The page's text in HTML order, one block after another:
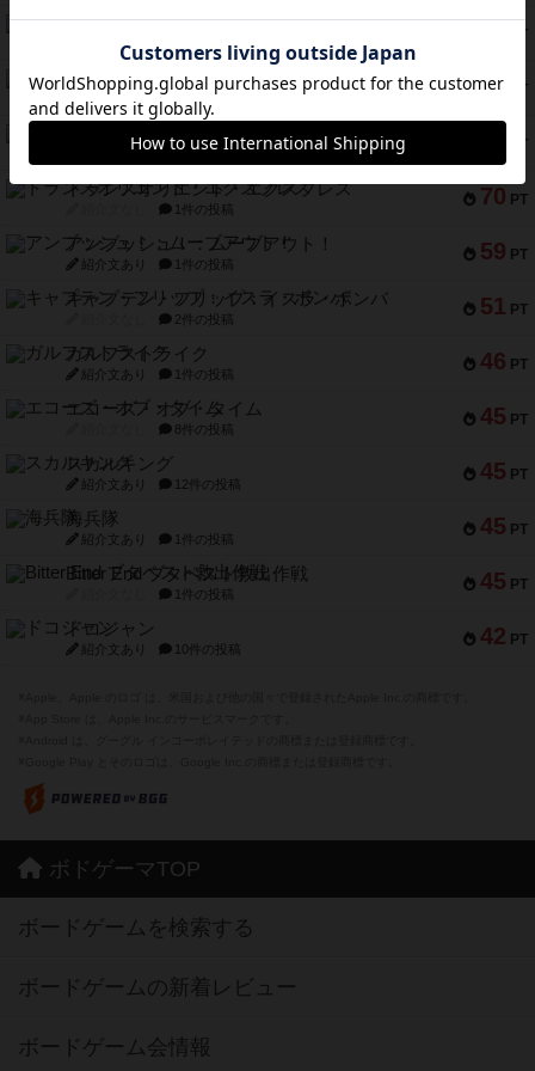
PT
ノームズ・アット・ナイト
紹介文なし 1件の投稿
76 PT
マーリン
紹介文あり 6件の投稿
PT
フラットアイアン
紹介文なし 2件の投稿
70 PT
トランスオリエント・エクスプレス
1件の投稿
59 PT
アンブッシュ！：ムーブアウト！
紹介文あり 1件の投稿
51 PT
キャプテン・フリップ：イスラ・ボンバ
2件の投稿
46 PT
ガルフストライク
紹介文あり 1件の投稿
45 PT
エコーズ・オブ・タイム
8件の投稿
45 PT
スカルキング
紹介文あり 12件の投稿
45 PT
海兵隊
紹介文あり 1件の投稿
45 PT
Bitter End ブタペスト救出作戦
1件の投稿
42 PT
ドコジャン
紹介文あり 10件の投稿
ボドゲーマTOP
ボードゲームを検索する
ボードゲームの新着レビュー
ボードゲーム会情報